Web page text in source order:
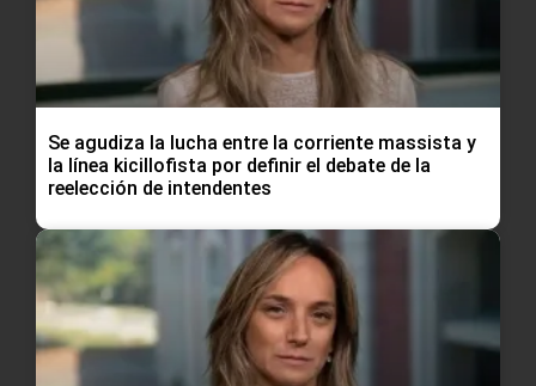
Se agudiza la lucha entre la corriente massista y
la línea kicillofista por definir el debate de la
reelección de intendentes